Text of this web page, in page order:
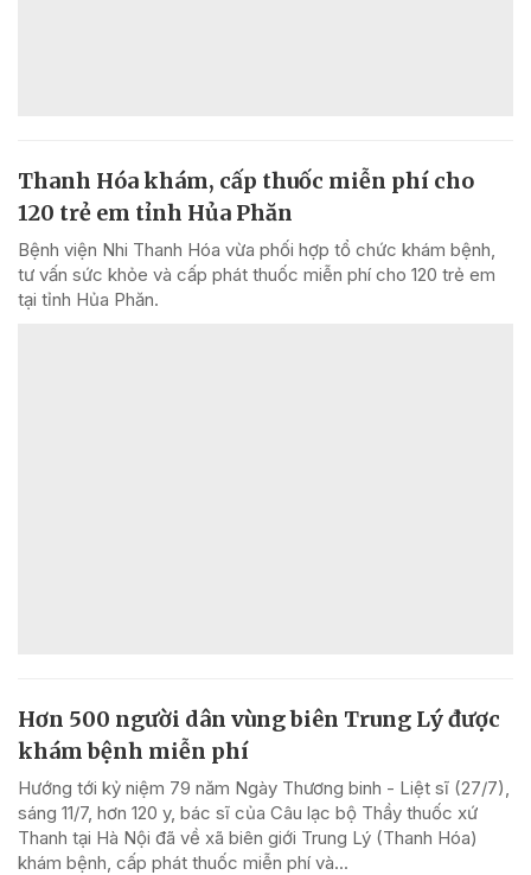
Thanh Hóa khám, cấp thuốc miễn phí cho
120 trẻ em tỉnh Hủa Phăn
Bệnh viện Nhi Thanh Hóa vừa phối hợp tổ chức khám bệnh,
tư vấn sức khỏe và cấp phát thuốc miễn phí cho 120 trẻ em
tại tỉnh Hủa Phăn.
Hơn 500 người dân vùng biên Trung Lý được
khám bệnh miễn phí
Hướng tới kỷ niệm 79 năm Ngày Thương binh - Liệt sĩ (27/7),
sáng 11/7, hơn 120 y, bác sĩ của Câu lạc bộ Thầy thuốc xứ
Thanh tại Hà Nội đã về xã biên giới Trung Lý (Thanh Hóa)
khám bệnh, cấp phát thuốc miễn phí và...